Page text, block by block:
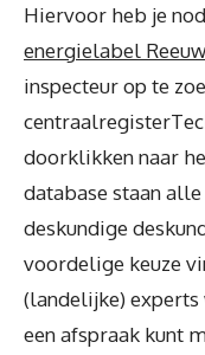
Hiervoor heb je
energielabel
inspecteur op te
doorklikken naar
database staan
deskundige
voordelige keuze
(landelijke) experts
een afspraak kunt